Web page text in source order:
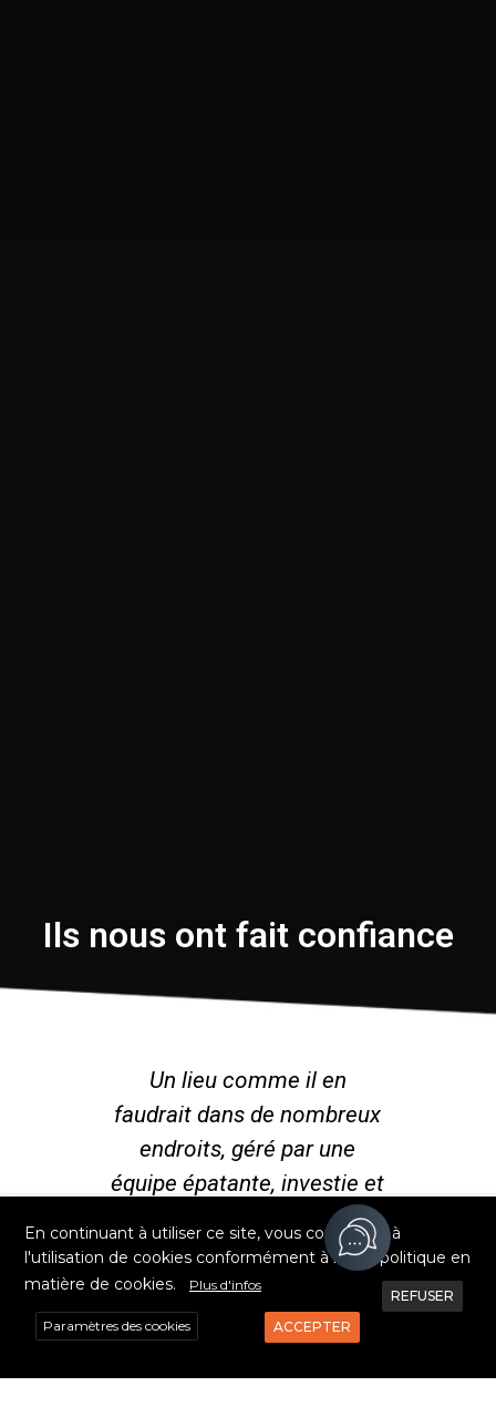
Ils nous ont fait confiance
Un lieu comme il en
faudrait dans de nombreux
endroits, géré par une
équipe épatante, investie et
qui sait manier bonne
humeur et sérieux.
Virginie Lopvet
En continuant à utiliser ce site, vous consentez à
l'utilisation de cookies conformément à notre politique en
matière de cookies.
Plus d'infos
REFUSER
ACCEPTER
Paramètres des cookies